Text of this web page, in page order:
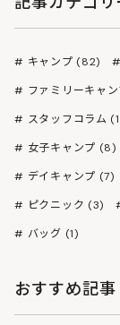
キャンプ (82)
ファミリーキャ
スタッフコラム
女子キャンプ (8)
デイキャンプ (7)
ピクニック (3)
バッグ (1)
おすすめ記事